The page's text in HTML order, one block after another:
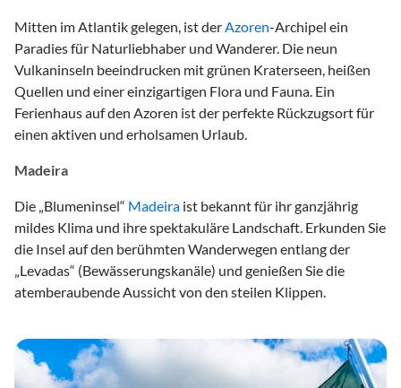
Mitten im Atlantik gelegen, ist der Azoren-Archipel ein
Paradies für Naturliebhaber und Wanderer. Die neun
Vulkaninseln beeindrucken mit grünen Kraterseen, heißen
Quellen und einer einzigartigen Flora und Fauna. Ein
Ferienhaus auf den Azoren ist der perfekte Rückzugsort für
einen aktiven und erholsamen Urlaub.
Madeira
Die „Blumeninsel“ Madeira ist bekannt für ihr ganzjährig
mildes Klima und ihre spektakuläre Landschaft. Erkunden Sie
die Insel auf den berühmten Wanderwegen entlang der
„Levadas“ (Bewässerungskanäle) und genießen Sie die
atemberaubende Aussicht von den steilen Klippen.